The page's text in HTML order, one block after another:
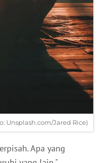
Unsplash.com/Jared Rice)
Apa yang